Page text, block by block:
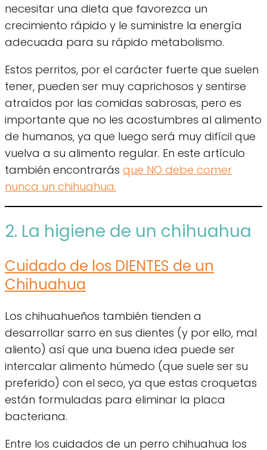
necesitar una dieta que favorezca un
crecimiento rápido y le suministre la energía
adecuada para su rápido metabolismo.
Estos perritos, por el carácter fuerte que suelen
tener, pueden ser muy caprichosos y sentirse
atraídos por las comidas sabrosas, pero es
importante que no les acostumbres al alimento
de humanos, ya que luego será muy difícil que
vuelva a su alimento regular. En este artículo
también encontrarás que NO debe comer
nunca un chihuahua.
2. La higiene de un chihuahua
Cuidado de los DIENTES de un
Chihuahua
Los chihuahueños también tienden a
desarrollar sarro en sus dientes (y por ello, mal
aliento) así que una buena idea puede ser
intercalar alimento húmedo (que suele ser su
preferido) con el seco, ya que estas croquetas
están formuladas para eliminar la placa
bacteriana.
Entre los cuidados de un perro chihuahua los